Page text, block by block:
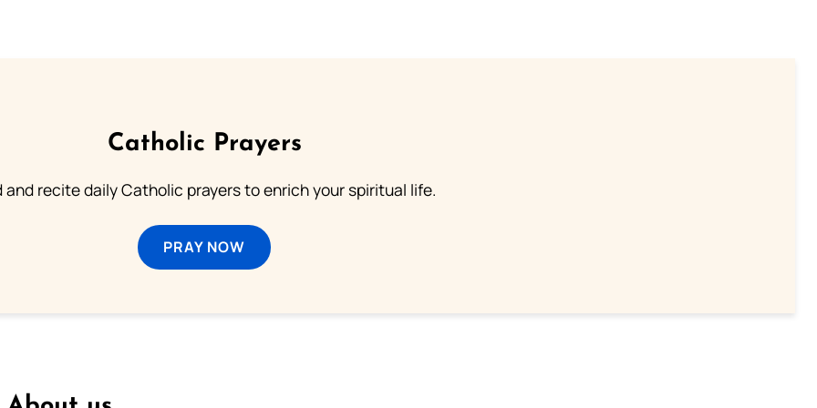
Catholic Prayers
and recite daily Catholic prayers to enrich your spiritual life.
PRAY NOW